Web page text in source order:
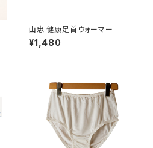
山忠 健康足首ウォーマー
¥1,480